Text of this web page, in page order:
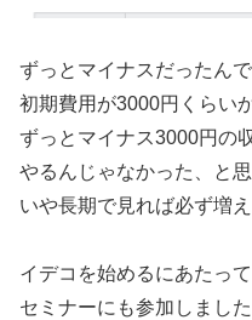
ずっとマイナスだったん
初期費用が3000円くらい
ずっとマイナス3000円の
やるんじゃなかった、と
いや長期で見れば必ず増
イデコを始めるにあたっ
セミナーにも参加しまし